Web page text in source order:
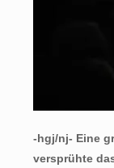
-hgj/nj- Eine
versprühte